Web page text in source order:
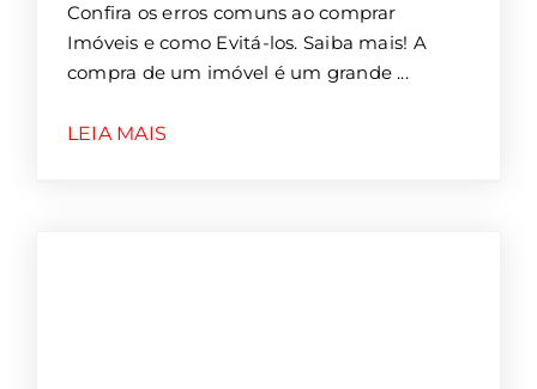
Confira os erros comuns ao comprar
Imóveis e como Evitá-los. Saiba mais! A
compra de um imóvel é um grande
LEIA MAIS